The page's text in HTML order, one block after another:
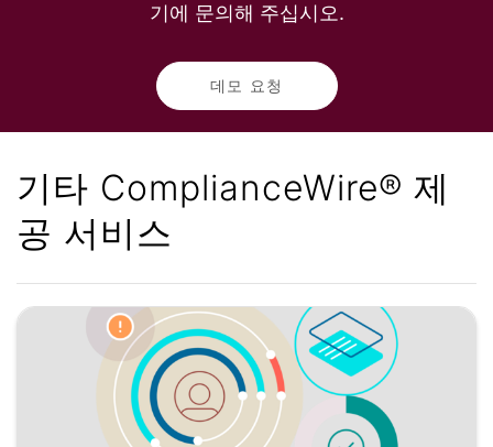
기에 문의해 주십시오.
데모 요청
기타 ComplianceWire® 제
공 서비스